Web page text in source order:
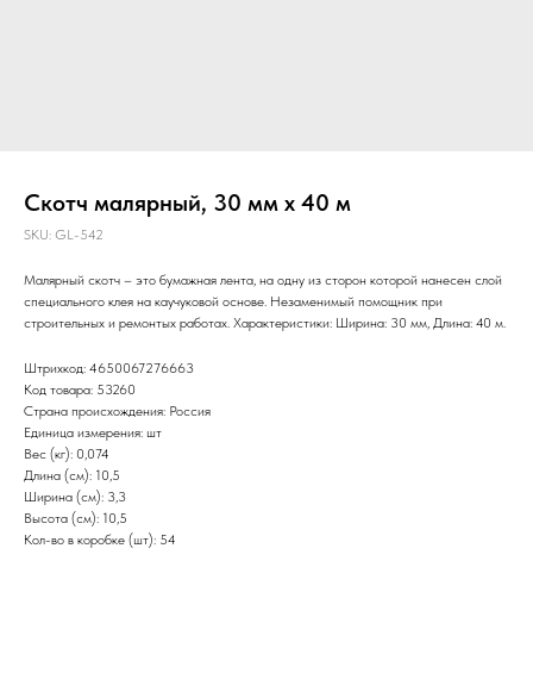
Скотч малярный, 30 мм х 40 м
SKU: GL-542
Малярный скотч – это бумажная лента, на одну из сторон которой нанесен слой
специального клея на каучуковой основе. Незаменимый помощник при
строительных и ремонтых работах. Характеристики: Ширина: 30 мм, Длина: 40 м.
Штрихкод: 4650067276663
Код товара: 53260
Страна происхождения: Россия
Единица измерения: шт
Вес (кг): 0,074
Длина (см): 10,5
Ширина (см): 3,3
Высота (см): 10,5
Кол-во в коробке (шт): 54